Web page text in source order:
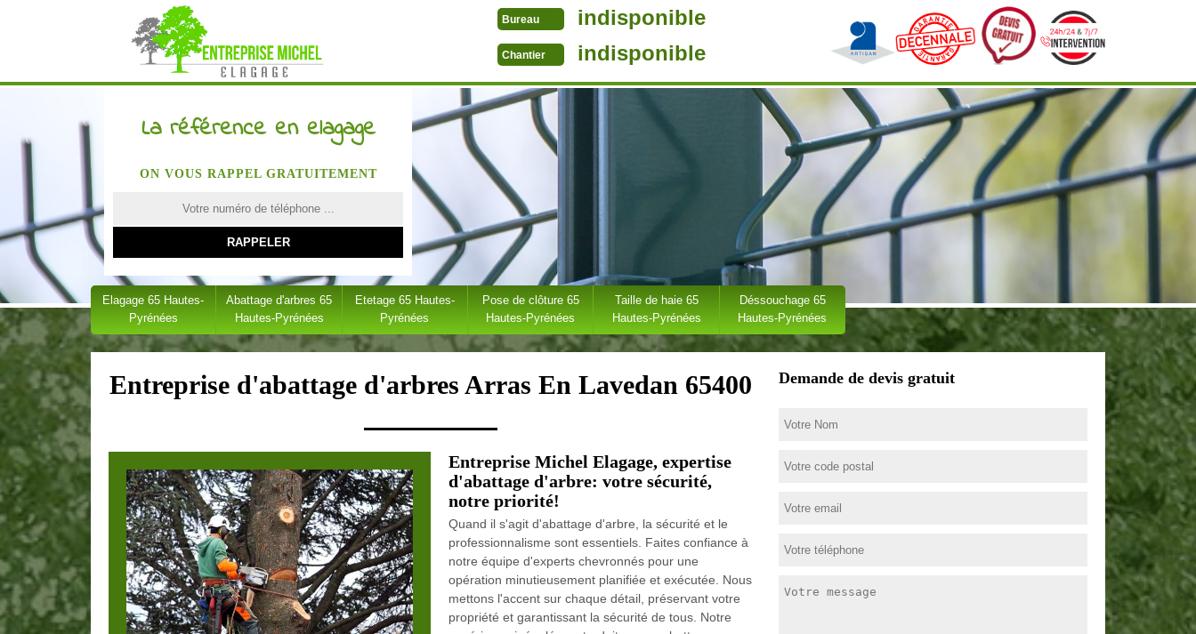
Bureau indisponible
Chantier indisponible
La référence en elagage
ON VOUS RAPPEL GRATUITEMENT
Elagage 65 Hautes-
Pyrénées
Abattage d'arbres 65
Hautes-Pyrénées
Etetage 65 Hautes-
Pyrénées
Pose de clôture 65
Hautes-Pyrénées
Taille de haie 65
Hautes-Pyrénées
Déssouchage 65
Hautes-Pyrénées
Entreprise d'abattage d'arbres Arras En Lavedan 65400
Entreprise Michel Elagage, expertise
d'abattage d'arbre: votre sécurité,
notre priorité!
Quand il s'agit d'abattage d'arbre, la sécurité et le
professionnalisme sont essentiels. Faites confiance à
notre équipe d'experts chevronnés pour une
opération minutieusement planifiée et exécutée. Nous
mettons l'accent sur chaque détail, préservant votre
propriété et garantissant la sécurité de tous. Notre
Demande de devis gratuit